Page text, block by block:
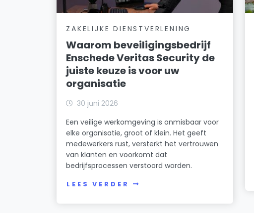
ZAKELIJKE DIENSTVERLENING
Waarom beveiligingsbedrijf
Enschede Veritas Security de
juiste keuze is voor uw
organisatie
30 juni 2026
Een veilige werkomgeving is onmisbaar voor
elke organisatie, groot of klein. Het geeft
medewerkers rust, versterkt het vertrouwen
van klanten en voorkomt dat
bedrijfsprocessen verstoord worden.
LEES VERDER